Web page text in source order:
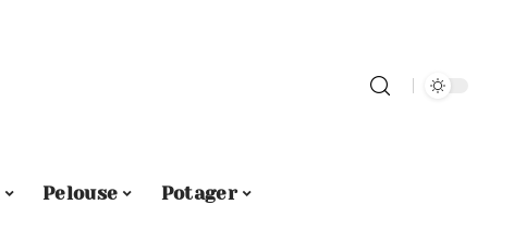
Pelouse Potager